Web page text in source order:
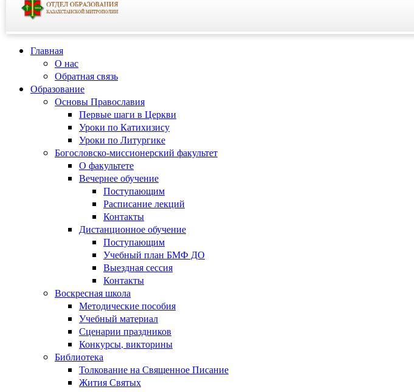
Главная
О нас
Обратная связь
Образование
Основы Православия
Первые шаги в Церкви
Уроки по Катихизису
Уроки по Литургике
Богословско-миссионерский факультет
О факультете
Вечернее обучение
Поступающим
Расписание лекций
Контакты
Дистанционное обучение
Поступающим
Учебный план БМФ ДО
Выездная сессия
Контакты
Воскресная школа
Методические пособия
Учебный материал
Сценарии праздников
Конкурсы, викторины
Библиотека
Толкование на Священное Писание
Жития Святых